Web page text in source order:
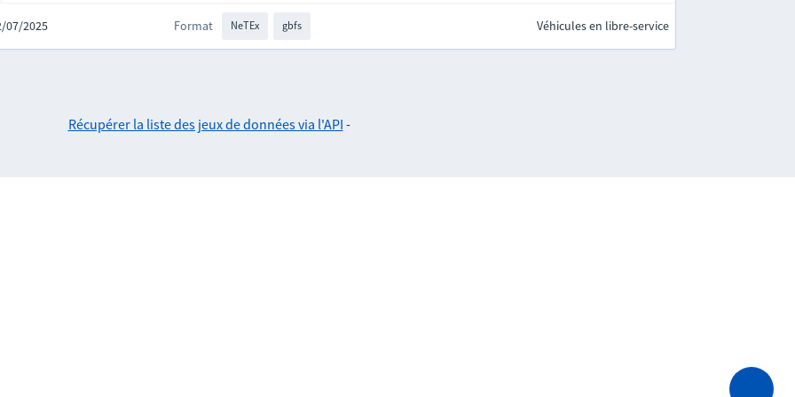
07/2025 Format NeTEx gbfs Véhicules en libre-service
Récupérer la liste des jeux de données via l'API -